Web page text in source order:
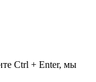
Ctrl + Enter, мы